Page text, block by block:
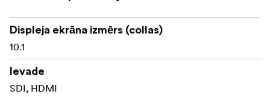
Komplektā
1x TLM-102 produkts
1x Active Directory (AD) slēdža domēna kontrolleris
Displeja ekrāna izmērs (collas)
10.1
Ievade
SDI, HDMI